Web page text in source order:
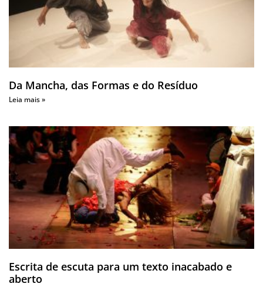
Da Mancha, das Formas e do Resíduo
Leia mais »
Escrita de escuta para um texto inacabado e
aberto